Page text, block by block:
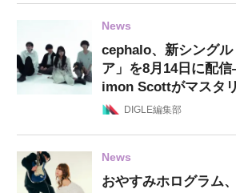
News
cephalo、新シングル
ア」を8月14日に配
imon Scottがマスタ
DIGLE編集部
News
おやすみホログラム